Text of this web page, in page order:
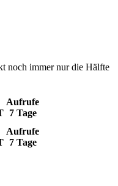
noch immer nur die Hälfte
Aufrufe
7 Tage
Aufrufe
7 Tage